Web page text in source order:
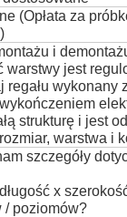
(Opłata za
i
warstwy jest
regału
strukturę i jest
warstwa i
szczegóły
x
/ poziomów?